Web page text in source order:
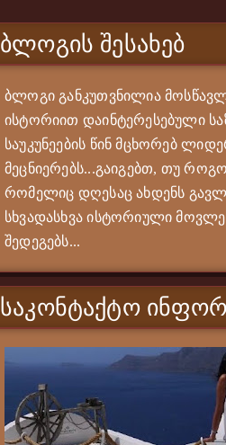
ᲑᲚᲝᲒᲘᲡ ᲨᲔᲡᲐᲮᲔᲑ
ბლოგი განკუთვნილია
ისტორიით დაინტერესებული
საუკუნეების წინ მცხორებ
მეცნიერებს...გაიგებთ, თუ
რომელიც დღესაც ახდენს
სხვადასხვა ისტორიული
შედეგებს...
ᲡᲐᲙᲝᲜᲢᲐᲥᲢᲝ